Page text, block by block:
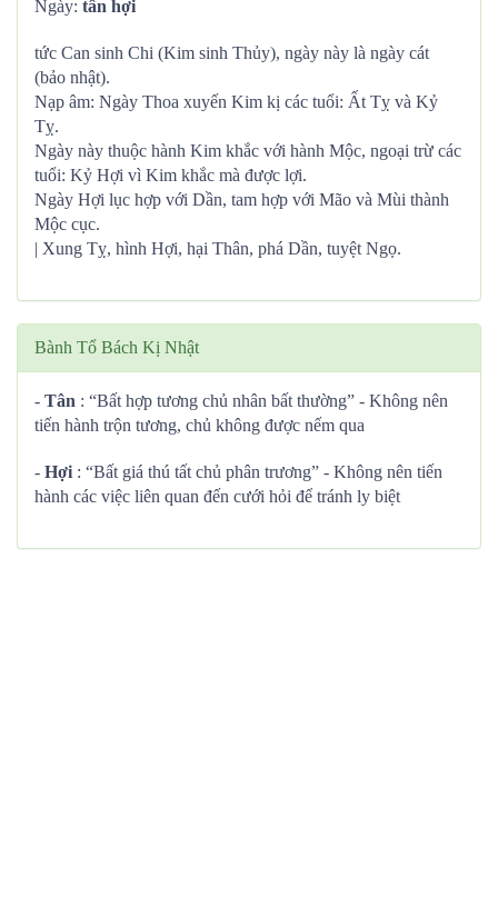
Ngày: tân hợi
tức Can sinh Chi (Kim sinh Thủy), ngày này là ngày cát
(bảo nhật).
Nạp âm: Ngày Thoa xuyến Kim kị các tuổi: Ất Tỵ và Kỷ
Tỵ.
Ngày này thuộc hành Kim khắc với hành Mộc, ngoại trừ các
tuổi: Kỷ Hợi vì Kim khắc mà được lợi.
Ngày Hợi lục hợp với Dần, tam hợp với Mão và Mùi thành
Mộc cục.
| Xung Tỵ, hình Hợi, hại Thân, phá Dần, tuyệt Ngọ.
Bành Tổ Bách Kị Nhật
- Tân : “Bất hợp tương chủ nhân bất thường” - Không nên
tiến hành trộn tương, chủ không được nếm qua
- Hợi : “Bất giá thú tất chủ phân trương” - Không nên tiến
hành các việc liên quan đến cưới hỏi để tránh ly biệt